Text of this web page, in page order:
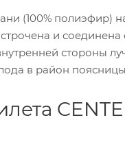
(100% полиэфир)
и
стороны
в район